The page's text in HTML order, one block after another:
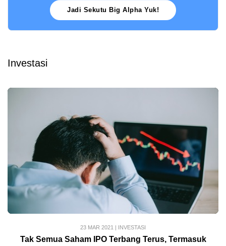
Jadi Sekutu Big Alpha Yuk!
Investasi
23 MAR 2021 | INVESTASI
Tak Semua Saham IPO Terbang Terus, Termasuk